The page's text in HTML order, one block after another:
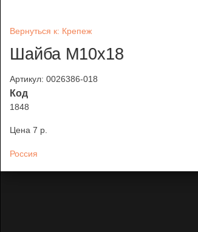
Вернуться к: Крепеж
Шайба М10х18
Артикул: 0026386-018
Код
1848
Цена 7 p.
Россия